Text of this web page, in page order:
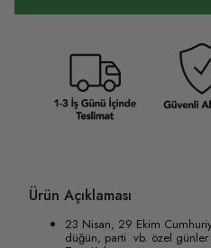
Ürün Açıklaması
23 Nisan, 29 Ekim
düğün, parti vb. özel